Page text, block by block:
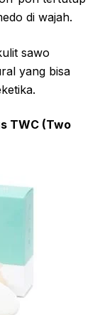
di wajah.
sawo
yang bisa
TWC (Two